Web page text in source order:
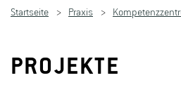
Startseite Praxis
PROJEKTE